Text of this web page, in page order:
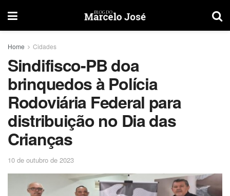
Home Cidades
Sindifisco-PB doa
brinquedos à Polícia
Rodoviária Federal para
distribuição no Dia das
Crianças
10 de outubro de 2023